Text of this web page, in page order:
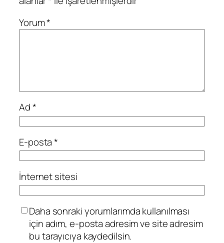
Yorum*
Ad*
E-posta*
İnternet sitesi
Daha sonraki yorumlarımda kullanılması
için adım, e-posta adresim ve site adresim
bu tarayıcıya kaydedilsin.